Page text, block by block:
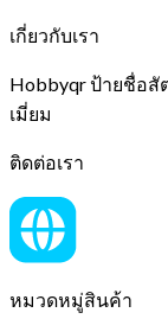
เกี่ยวกับเรา
Hobbyqr ป้ายชื่อสั
เมี่ยม
ติดต่อเรา
หมวดหมู่สินค้า